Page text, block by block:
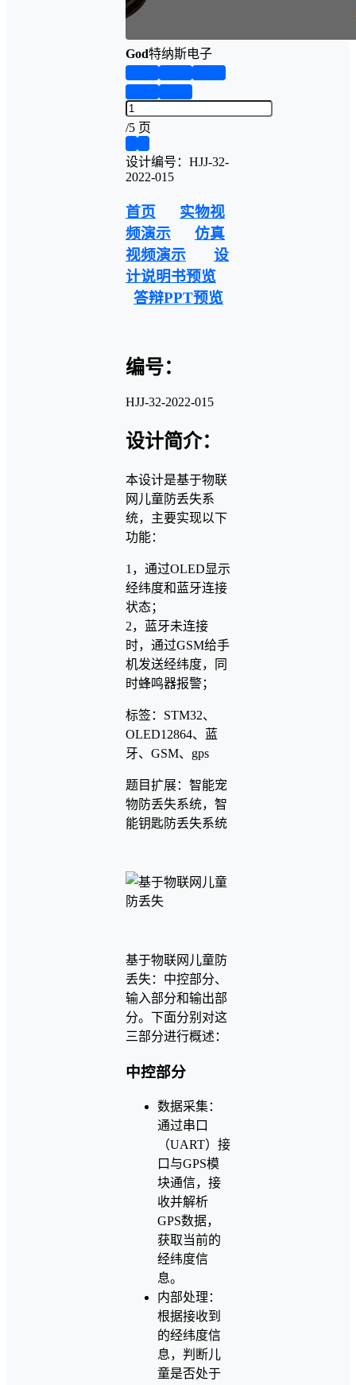
God特纳斯电子
/5 页
设计编号：HJJ-32-
2022-015
首页
实物视
频演示
仿真
视频演示
设
计说明书预览
答辩PPT预览
编号：
HJJ-32-2022-015
设计简介：
本设计是基于物联
网儿童防丢失系
统，主要实现以下
功能：
1，通过OLED显示
经纬度和蓝牙连接
状态；
2，蓝牙未连接
时，通过GSM给手
机发送经纬度，同
时蜂鸣器报警；
标签：STM32、
OLED12864、蓝
牙、GSM、gps
题目扩展：智能宠
物防丢失系统，智
能钥匙防丢失系统
基于物联网儿童防
丢失：中控部分、
输入部分和输出部
分。下面分别对这
三部分进行概述：
中控部分
数据采集：
通过串口
（UART）接
口与GPS模
块通信，接
收并解析
GPS数据，
获取当前的
经纬度信
息。
内部处理：
根据接收到
的经纬度信
息，判断儿
童是否处于